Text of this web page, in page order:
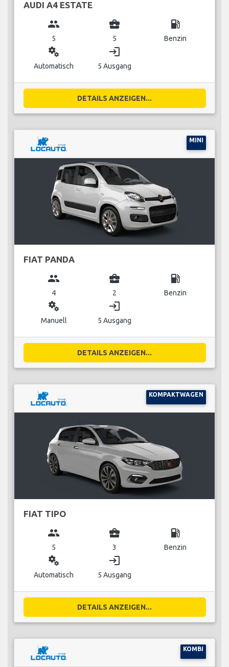
AUDI A4 ESTATE
group
5
business_center
5
local_gas_station
Benzin
miscellaneous_services
Automatisch
login
5 Ausgang
DETAILS ANZEIGEN...
MINI
FIAT PANDA
group
4
business_center
2
local_gas_station
Benzin
miscellaneous_services
Manuell
login
5 Ausgang
DETAILS ANZEIGEN...
KOMPAKTWAGEN
FIAT TIPO
group
5
business_center
3
local_gas_station
Benzin
miscellaneous_services
Automatisch
login
5 Ausgang
DETAILS ANZEIGEN...
KOMBI